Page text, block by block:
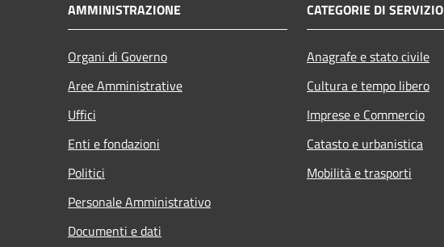
AMMINISTRAZIONE
Organi di Governo
Aree Amministrative
Uffici
Enti e fondazioni
Politici
Personale Amministrativo
Documenti e dati
CATEGORIE DI SERVIZIO
Anagrafe e stato civile
Cultura e tempo libero
Imprese e Commercio
Catasto e urbanistica
Mobilità e trasporti